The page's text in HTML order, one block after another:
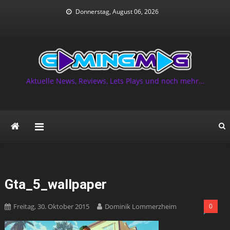
Donnerstag, August 06, 2026
Aktuelle News, Reviews, Lets Plays und noch mehr…
Gta_5_wallpaper
Freitag, 30. Oktober 2015 Dominik Lommerzheim 0